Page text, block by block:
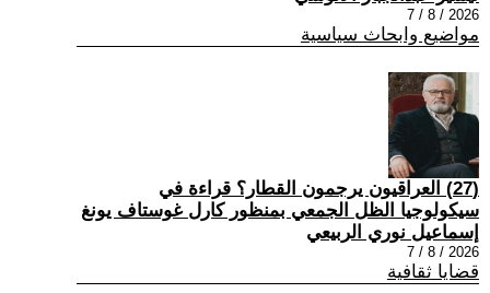
2026 / 8 / 7
مواضيع وابحاث سياسية
(27) العراقيون يرجمون القطار؟ قراءة في
سيكولوجيا الظل الجمعي بمنظور كارل غوستاف يونغ
إسماعيل نوري الربيعي
2026 / 8 / 7
قضايا ثقافية